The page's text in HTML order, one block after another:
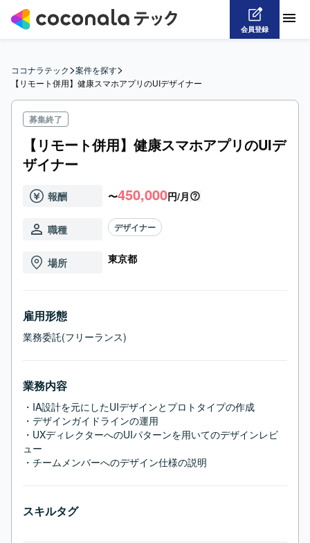
会員登録
ココナラテック>案件を探す>
【リモート併用】健康スマホアプリのUIデザイナー
募集終了
【リモート併用】健康スマホアプリのUIデ
ザイナー
報酬 〜450,000円/月
職種 デザイナー
場所 東京都
雇用形態
業務委託(フリーランス)
業務内容
・IA設計を元にしたUIデザインとプロトタイプの作成
・デザインガイドラインの運用
・UXディレクターへのUIパターンを用いてのデザインレビ
ュー
・チームメンバーへのデザイン仕様の説明
スキルタグ